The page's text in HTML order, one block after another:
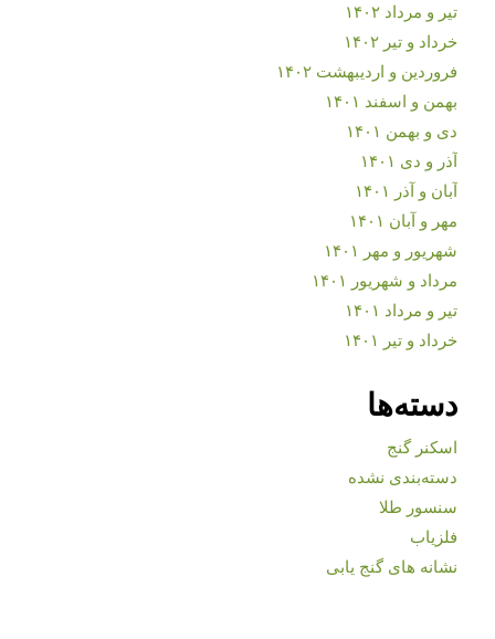
تیر و مرداد ۱۴۰۲
خرداد و تیر ۱۴۰۲
فروردین و اردیبهشت ۱۴۰۲
بهمن و اسفند ۱۴۰۱
دی و بهمن ۱۴۰۱
آذر و دی ۱۴۰۱
آبان و آذر ۱۴۰۱
مهر و آبان ۱۴۰۱
شهریور و مهر ۱۴۰۱
مرداد و شهریور ۱۴۰۱
تیر و مرداد ۱۴۰۱
خرداد و تیر ۱۴۰۱
دسته‌ها
اسکنر گنج
دسته‌بندی نشده
سنسور طلا
فلزیاب
نشانه های گنج یابی